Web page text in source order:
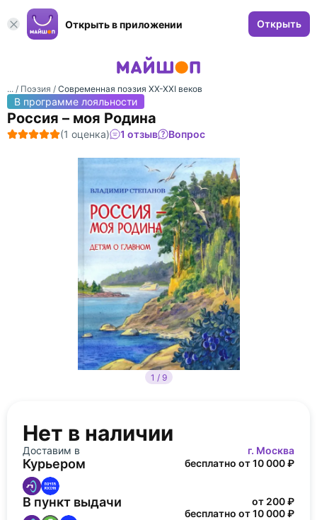
Открыть в приложении Открыть
... / Поэзия / Современная поэзия XX-XXI веков
В программе лояльности
Россия – моя Родина
(1 оценка) 1 отзыв Вопрос
1 / 9
Нет в наличии
Доставим в г. Москва
Курьером бесплатно от 10 000 ₽
В пункт выдачи
от 200 ₽
бесплатно от 10 000 ₽